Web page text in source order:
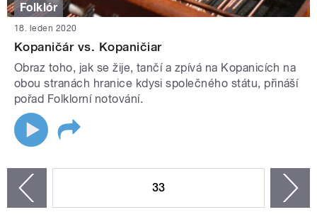
Folklór
18. leden 2020
Kopaničár vs. Kopaničiar
Obraz toho, jak se žije, tančí a zpívá na Kopanicích na
obou stranách hranice kdysi společného státu, přináší
pořad Folklorní notování.
33